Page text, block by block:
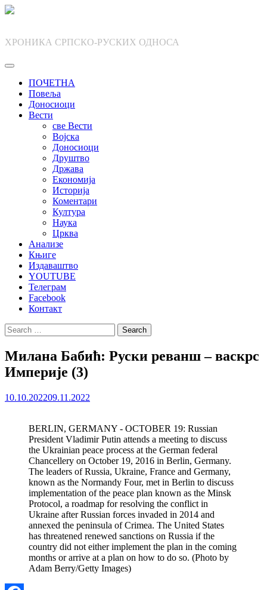
Skip
ХРОНИКА СРПСКО-РУСКИХ ОДНОСА
ПОЧЕТНА
Повеља
Доносиоци
Вести
све Вести
Војска
Доносиоци
Друштво
Држава
Економија
Историја
Коментари
Култура
Наука
Црква
Анализе
Књиге
Издаваштво
YOUTUBE
Телеграм
Facebook
Контакт
Search
for:
Милана Бабић: Руски реванш – васкрс
Империје (3)
10.10.202209.11.2022
BERLIN, GERMANY - OCTOBER 19: Russian
President Vladimir Putin attends a meeting to discuss
the Ukrainian peace process at the German federal
Chancellery on October 19, 2016 in Berlin, Germany.
The leaders of Russia, Ukraine, France and Germany,
known as the Normandy Four, met in Berlin to discuss
implementation of the peace plan known as the Minsk
Protocol, a roadmap for resolving the conflict in
Ukraine after Russian forces invaded in 2014 and
annexed the peninsula of Crimea. The United States
has threatened renewed sanctions on Russia if the
country did not either implement the plan in the coming
months or arrive at a plan on how to do so. (Photo by
Adam Berry/Getty Images)